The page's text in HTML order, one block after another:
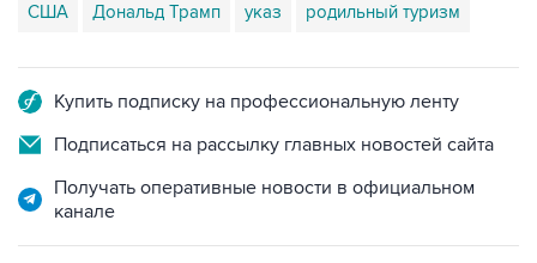
США Дональд Трамп указ родильный туризм
Купить подписку на профессиональную ленту
Подписаться на рассылку главных новостей сайта
Получать оперативные новости в официальном
канале